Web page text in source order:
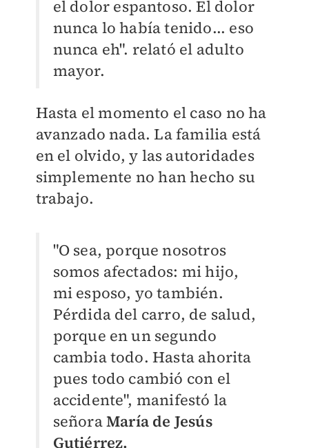
el dolor espantoso. El dolor
nunca lo había tenido... eso
nunca eh". relató el adulto
mayor.
Hasta el momento el caso no ha
avanzado nada. La familia está
en el olvido, y las autoridades
simplemente no han hecho su
trabajo.
"O sea, porque nosotros
somos afectados: mi hijo,
mi esposo, yo también.
Pérdida del carro, de salud,
porque en un segundo
cambia todo. Hasta ahorita
pues todo cambió con el
accidente", manifestó la
señoraMaría de Jesús
Gutiérrez.